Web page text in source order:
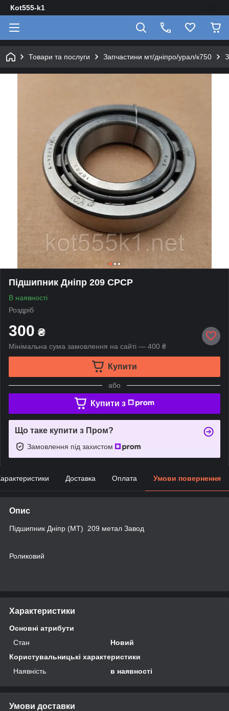
Кot555-k1
Товари та послуги Запчастини мт/дніпро/урал/к750
Підшипник Дніпр 209 СРСР
В наявності
Роздріб
300 ₴
Мінімальна сума замовлення на сайті — 400 ₴
Купити
або
Купити з
Що таке купити з Пром?
Замовлення під захистом
Доставка Оплата Умови повернення
Опис
Підшипник Дніпр (МТ) 209 метал Завод
Роликовий
Характеристики
Основні атрибути
Стан
Новий
Користувальницькі характеристики
Наявність
в наявності
Умови доставки